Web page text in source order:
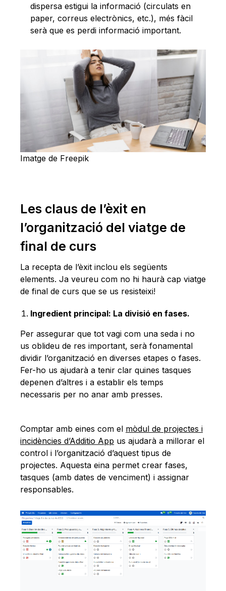
dispersa estigui la informació (circulats en
paper, correus electrònics, etc.), més fàcil
serà que es perdi informació important.
Imatge de Freepik
Les claus de l’èxit en
l’organització del viatge de
final de curs
La recepta de l’èxit inclou els següents
elements. Ja veureu com no hi haurà cap viatge
de final de curs que se us resisteixi!
Ingredient principal: La divisió en fases.
Per assegurar que tot vagi com una seda i no
us oblideu de res important, serà fonamental
dividir l’organització en diverses etapes o fases.
Fer-ho us ajudarà a tenir clar quines tasques
depenen d’altres i a establir els temps
necessaris per no anar amb presses.
Comptar amb eines com el mòdul de projectes i
incidències d’Additio App us ajudarà a millorar el
control i l’organització d’aquest tipus de
projectes. Aquesta eina permet crear fases,
tasques (amb dates de venciment) i assignar
responsables.